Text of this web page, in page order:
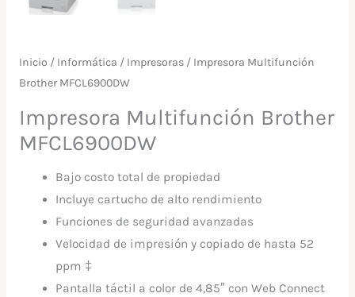
Inicio / Informática / Impresoras/ Impresora Multifunción
Brother MFCL6900DW
Impresora Multifunción Brother
MFCL6900DW
Bajo costo total de propiedad
Incluye cartucho de alto rendimiento
Funciones de seguridad avanzadas
Velocidad de impresión y copiado de hasta 52
ppm ‡
Pantalla táctil a color de 4,85″ con Web Connect